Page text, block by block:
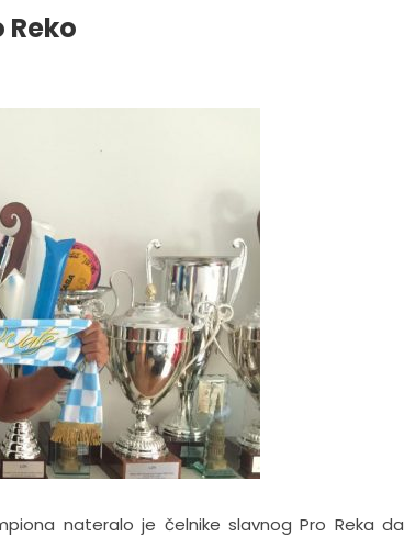
nateralo je čelnike slavnog Pro Reka da